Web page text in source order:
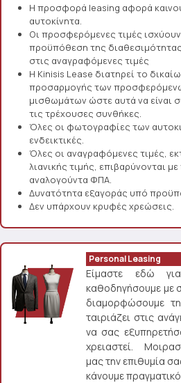
Η προσφορά leasing αφορά
αυτοκίνητα.
Οι προσφερόμενες τιμές
προϋπόθεση της
στις αναγραφόμενες τιμές
Η Kinisis Lease διατηρεί το
προσαρμογής των
μισθωμάτων ώστε αυτά να είναι
τις τρέχουσες συνθήκες.
Όλες οι φωτογραφίες των
ενδεικτικές.
Όλες οι αναγραφόμενες τιμές,
λιανικής τιμής, επιβαρύνονται με
αναλογούντα ΦΠΑ.
Δυνατότητα εξαγοράς υπό
Δεν υπάρχουν κρυφές χρεώσεις.
Personal Leasing
Είμαστε εδώ
καθοδηγήσουμε με
διαμορφώσουμε
ταιριάζει στις
να σας
χρειαστεί.
μας την επιθυμία
κάνουμε